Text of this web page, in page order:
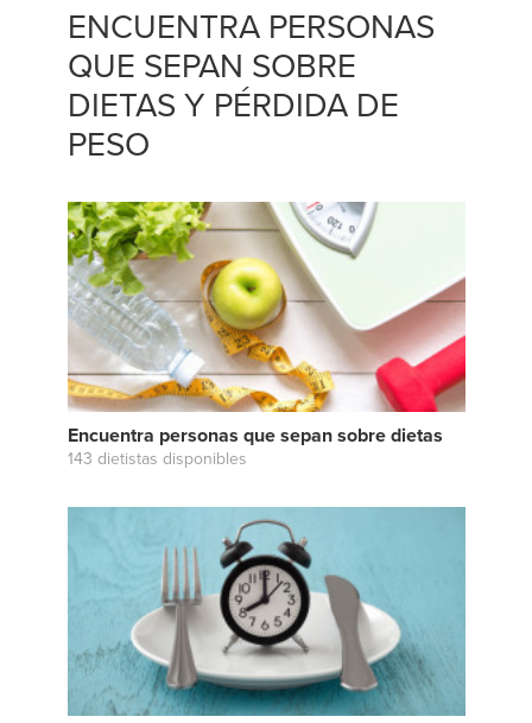
ENCUENTRA PERSONAS
QUE SEPAN SOBRE
DIETAS Y PÉRDIDA DE
PESO
Encuentra personas que sepan sobre dietas
143 dietistas disponibles